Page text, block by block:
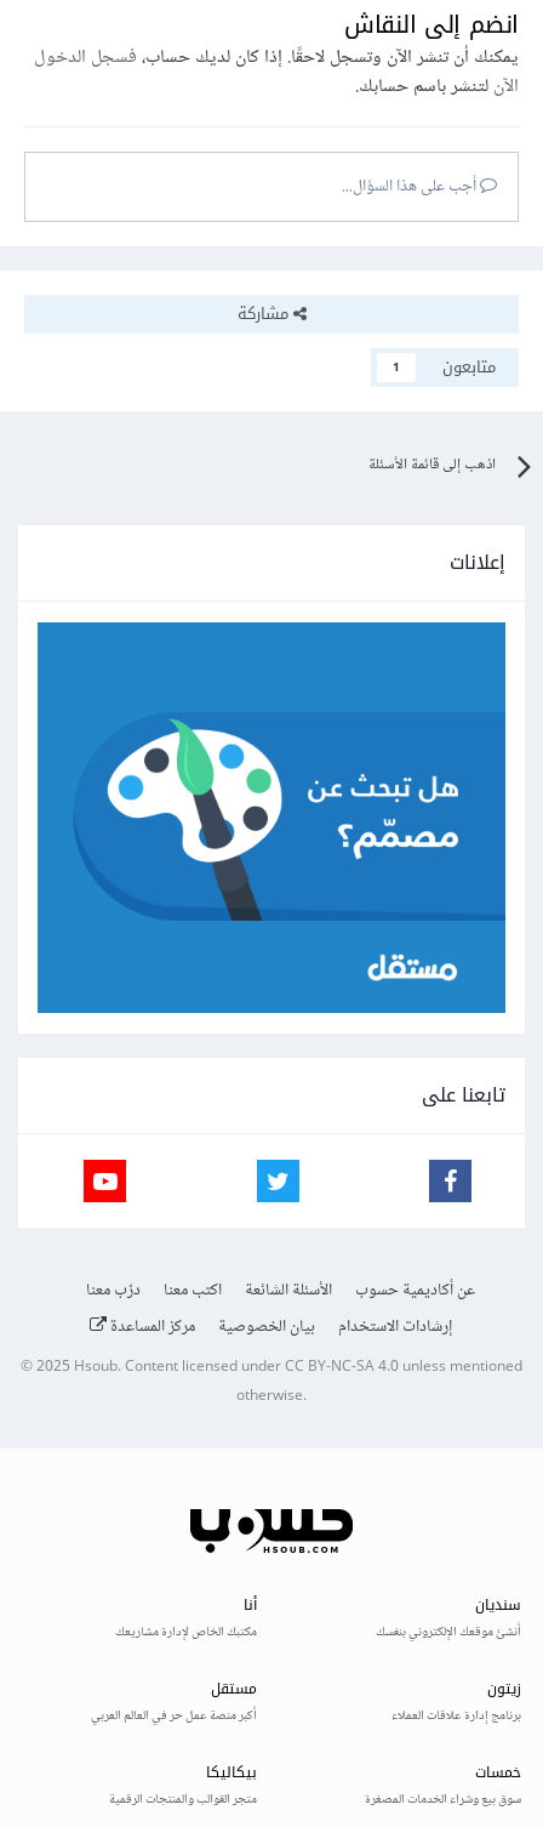
انضم إلى النقاش
يمكنك أن تنشر الآن وتسجل لاحقًا. إذا كان لديك حساب،فسجل الدخول
الآنلتنشر باسم حسابك.
أجب على هذا السؤال...
مشاركة
متابعون
1
اذهب إلى قائمة الأسئلة
إعلانات
تابعنا على
عن أكاديمية حسوب الأسئلة الشائعة اكتب معنا
درّب معنا
إرشادات الاستخدام
بيان الخصوصية مركز المساعدة
© 2025Hsoub.Content licensed underCC BY-NC-SA 4.0unless mentioned
otherwise.